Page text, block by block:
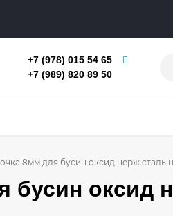
+7 (978) 015 54 65
+7 (989) 820 89 50
8мм для бусин оксид нерж.сталь
оксид